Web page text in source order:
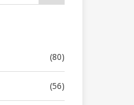
(80)
(56)